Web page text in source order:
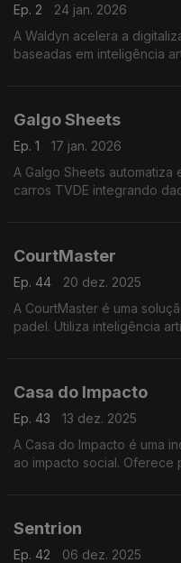
Ep. 2
24 jan. 2026
A Waldyn acelera a
baseadas em inteligência
Galgo Sheets
Ep. 1
17 jan. 2026
A Galgo Sheets
carros TVDE integrando
CourtMaster
Ep. 44
20 dez. 2025
A CourtMaster é uma
padel. Utiliza inteligência
Casa do Impacto
Ep. 43
13 dez. 2025
A Casa do Impacto é uma
ao impacto social. Oferece
Sentrion
Ep. 42
06 dez. 2025